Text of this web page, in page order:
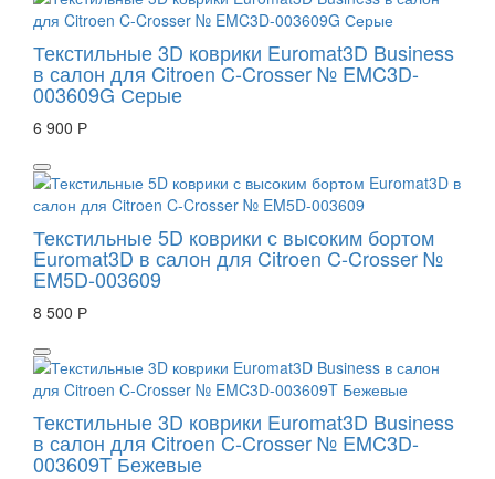
Текстильные 3D коврики Euromat3D Business
в салон для Citroen C-Crosser № EMC3D-
003609G Серые
6 900 Р
Текстильные 5D коврики с высоким бортом
Euromat3D в салон для Citroen C-Crosser №
EM5D-003609
8 500 Р
Текстильные 3D коврики Euromat3D Business
в салон для Citroen C-Crosser № EMC3D-
003609T Бежевые